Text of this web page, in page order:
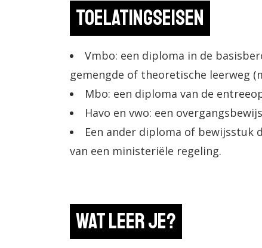
Toelatingseisen
Vmbo: een diploma in de
gemengde of theoretische leerweg
Mbo: een diploma van de
Havo en vwo: een
Een ander diploma of bewijsstuk
van een ministeriële regeling.
Wat leer je?